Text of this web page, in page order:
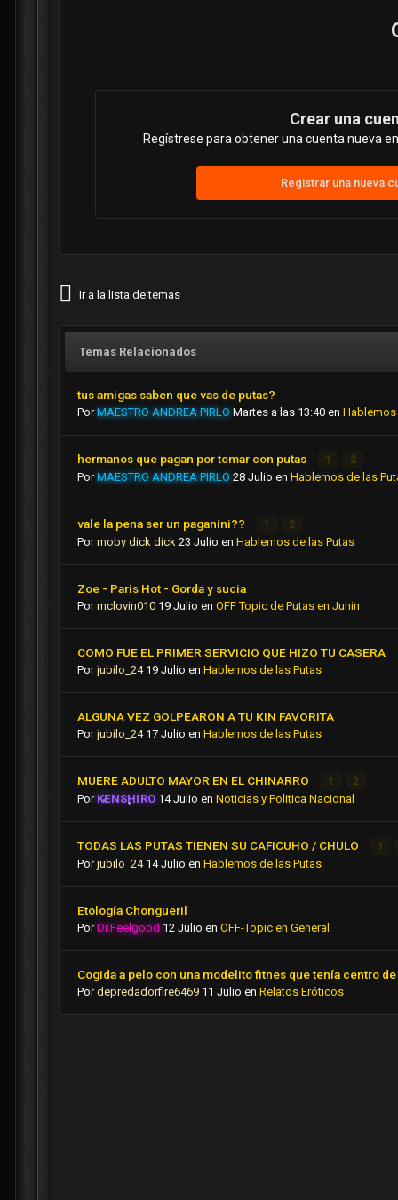
Crear una
Regístrese para obtener una cuenta nueva
Registrar una nueva
Ir a la lista de temas
Temas Relacionados
tus amigas saben que vas de putas?
PorMAESTRO ANDREA PIRLO Martes a las 13:40 en Hablemos
hermanos que pagan por tomar con putas 1 2
PorMAESTRO ANDREA PIRLO 28 Julio en Hablemos de las
vale la pena ser un paganini?? 1 2
Pormoby dick dick 23 Julio en Hablemos de las Putas
Zoe - Paris Hot - Gorda y sucia
Pormclovin010 19 Julio en OFF Topic de Putas en Junin
COMO FUE EL PRIMER SERVICIO QUE HIZO TU CASERA
Porjubilo_24 19 Julio en Hablemos de las Putas
ALGUNA VEZ GOLPEARON A TU KIN FAVORITA
Porjubilo_24 17 Julio en Hablemos de las Putas
MUERE ADULTO MAYOR EN EL CHINARRO 1 2
Por KENSHIRO 14 Julio enNoticias y Politica Nacional
TODAS LAS PUTAS TIENEN SU CAFICUHO / CHULO 1
Porjubilo_24 14 Julio en Hablemos de las Putas
Etología Chongueril
PorDr.Feelgood 12 Julio en OFF-Topic en General
Cogida a pelo con una modelito fitnes que tenía centro
Pordepredadorfire6469 11 Julio en Relatos Eróticos